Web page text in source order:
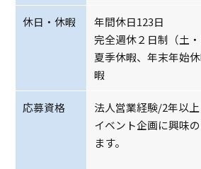
休日・休暇
年間休日123日
完全週休２日制（土・
夏季休暇、年末年始
暇
応募資格
法人営業経験/2年以上
イベント企画に興味
ます。